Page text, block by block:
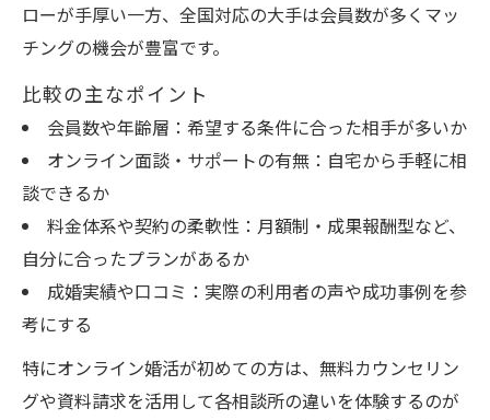
ローが手厚い一方、全国対応の大手は会員数が多くマッ
チングの機会が豊富です。
比較の主なポイント
会員数や年齢層：希望する条件に合った相手が多いか
オンライン面談・サポートの有無：自宅から手軽に相
談できるか
料金体系や契約の柔軟性：月額制・成果報酬型など、
自分に合ったプランがあるか
成婚実績や口コミ：実際の利用者の声や成功事例を参
考にする
特にオンライン婚活が初めての方は、無料カウンセリン
グや資料請求を活用して各相談所の違いを体験するのが